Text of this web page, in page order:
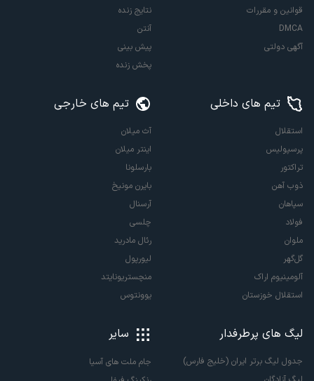
قوانین و مقررات
DMCA
آگهی دولتی
نتایج زنده
آنتن
پیش بینی
پخش زنده
تیم های داخلی
استقلال
پرسپولیس
تراکتور
ذوب آهن
سپاهان
فولاد
ملوان
گل‌گهر
آلومینیوم اراک
استقلال خوزستان
تیم های خارجی
آث میلان
اینتر میلان
بارسلونا
بایرن مونیخ
آرسنال
چلسی
رئال مادرید
لیورپول
منچستریونایتد
یوونتوس
لیگ های پرطرفدار
جدول لیگ برتر ایران (خلیج فارس)
سایر
جام ملت های آسیا